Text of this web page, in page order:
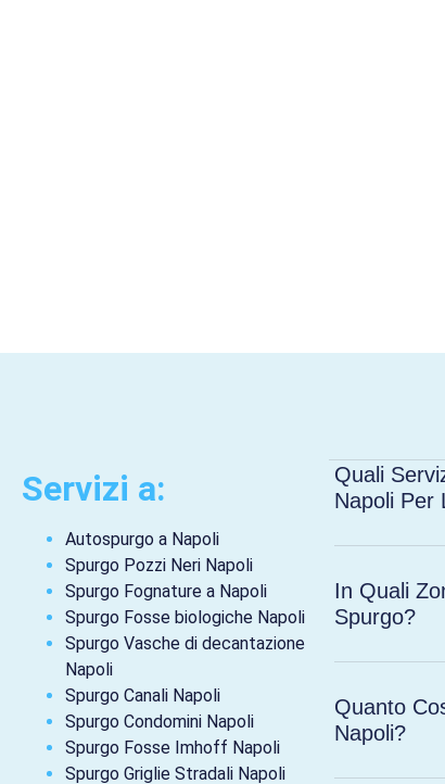
Servizi a:
Autospurgo a Napoli
Spurgo Pozzi Neri Napoli
Spurgo Fognature a Napoli
Spurgo Fosse biologiche Napoli
Spurgo Vasche di decantazione
Napoli
Spurgo Canali Napoli
Spurgo Condomini Napoli
Spurgo Fosse Imhoff Napoli
Spurgo Griglie Stradali Napoli
Quali
Napoli Per
In Quali
Spurgo?
Quanto
Napoli?